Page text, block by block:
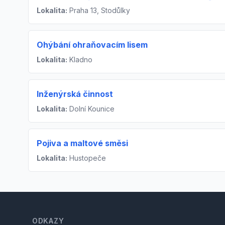
Lokalita: Praha 13, Stodůlky
Ohýbání ohraňovacím lisem
Lokalita: Kladno
Inženýrská činnost
Lokalita: Dolní Kounice
Pojiva a maltové směsi
Lokalita: Hustopeče
ODKAZY